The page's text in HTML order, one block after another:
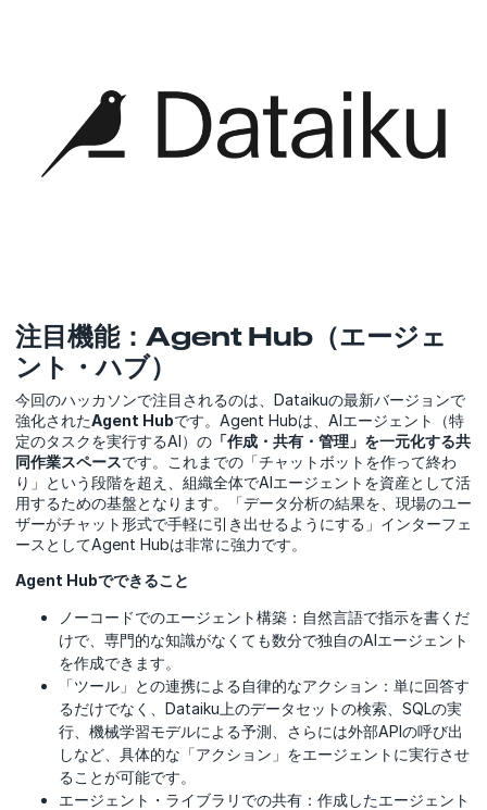
注目機能：Agent Hub（エージェ
ント・ハブ）
今回のハッカソンで注目されるのは、Dataikuの最新バージョンで
強化されたAgent Hubです。Agent Hubは、AIエージェント（特
定のタスクを実行するAI）の 「作成・共有・管理」を一元化する共
同作業スペースです。これまでの「チャットボットを作って終わ
り」という段階を超え、組織全体でAIエージェントを資産として活
用するための基盤となります。「データ分析の結果を、現場のユー
ザーがチャット形式で手軽に引き出せるようにする」インターフェ
ースとしてAgent Hubは非常に強力です。
Agent Hubでできること
ノーコードでのエージェント構築：自然言語で指示を書くだ
けで、専門的な知識がなくても数分で独自のAIエージェント
を作成できます。
「ツール」との連携による自律的なアクション：単に回答す
るだけでなく、Dataiku上のデータセットの検索、SQLの実
行、機械学習モデルによる予測、さらには外部APIの呼び出
しなど、具体的な「アクション」をエージェントに実行させ
ることが可能です。
エージェント・ライブラリでの共有：作成したエージェント